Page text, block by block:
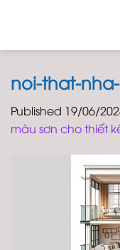
noi-that-
Published 19/06/
màu sơn cho thiết